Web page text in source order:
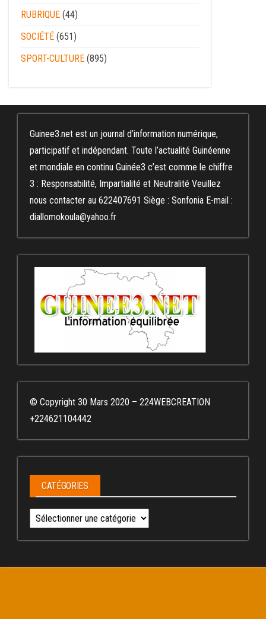
RUBRIQUE (44)
SOCIÉTÉ (651)
SPORT-CULTURE (895)
Guinee3.net est un journal d’information numérique,
participatif et indépendant. Toute l’actualité Guinéenne
et mondiale en continu Guinée3 c’est comme le chiffre
3 : Responsabilité, Impartialité et Neutralité Veuillez
nous contacter au 622407691 Siège : Sonfonia E-mail :
diallomokoula@yahoo.fr
© Copyright 30 Mars 2020 – 224WEBCREATION
+224621104442
CATÉGORIES
Catégories